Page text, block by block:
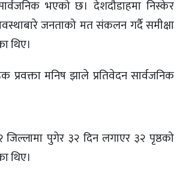
भएको छ। देशदौडाहमा निस्केर
जनताको मत संकलन गर्दै समीक्षा
थिए।
प्रवक्ता मनिष झाले प्रतिवेदन सार्वजनिक
पुगेर ३२ दिन लगाएर ३२ पृष्ठको
थिए।